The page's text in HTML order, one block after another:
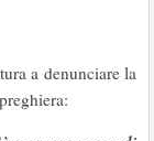
a denunciare la